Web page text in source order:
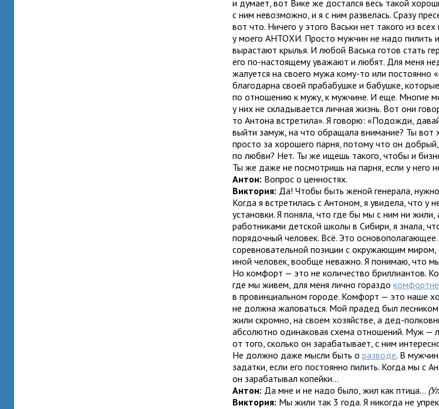
и думает, вот Вике же достался весь такой
с ним невозможно, и я с ним развелась. Сразу
вот что. Ничего у этого Васьки нет такого из
у моего АНТОХИ. Просто мужчин не надо пилить и
вырастают крылья. И любой Васька готов стать
его по-настоящему уважают и любят. Для меня
жалуется на своего мужа кому-то или постоянно
благодарна своей прабабушке и бабушке,
по отношению к мужу, к мужчине. И еще. Многие
у них не складывается личная жизнь. Вот они
то Антона встретила». Я говорю: «Подожди,
выйти замуж, на что обращала внимание? Ты вот
просто за хорошего парня, потому что он
по любви? Нет. Ты же ищешь такого, чтобы и
Ты же даже не посмотришь на парня, если у него
Антон: Вопрос о ценностях.
Виктория: Да! Чтобы быть женой генерала,
Когда я встретилась с Антоном, я увидела, что у
установки. Я поняла, что где бы мы с ним ни
работниками детской школы в Сибири, я знала,
порядочный человек. Всё. Это
соревновательной позиции с окружающим миром,
иной человек, вообще неважно. Я понимаю, что
Но комфорт — это не количество бриллиантов.
где мы живем, для меня лично гораздо
в провинциальном городе. Комфорт — это наше
не должна жаловаться. Мой прадед был
жили скромно, на своем хозяйстве, а дед-
абсолютно одинаковая схема отношений. Муж —
от того, сколько он зарабатывает, с ним
Не должно даже мысли быть оразводе. В
задатки, если его постоянно пилить. Когда мы с
он зарабатывал копейки...
Антон: Да мне и не надо было, жил как птица...
Виктория: Мы жили так 3 года. Я никогда не